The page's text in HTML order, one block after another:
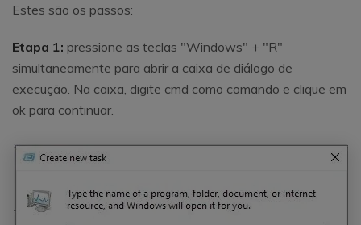
Estes são os passos:
Etapa 1: pressione as teclas "Windows" + "R"
simultaneamente para abrir a caixa de diálogo de
execução. Na caixa, digite cmd como comando e clique em
ok para continuar.